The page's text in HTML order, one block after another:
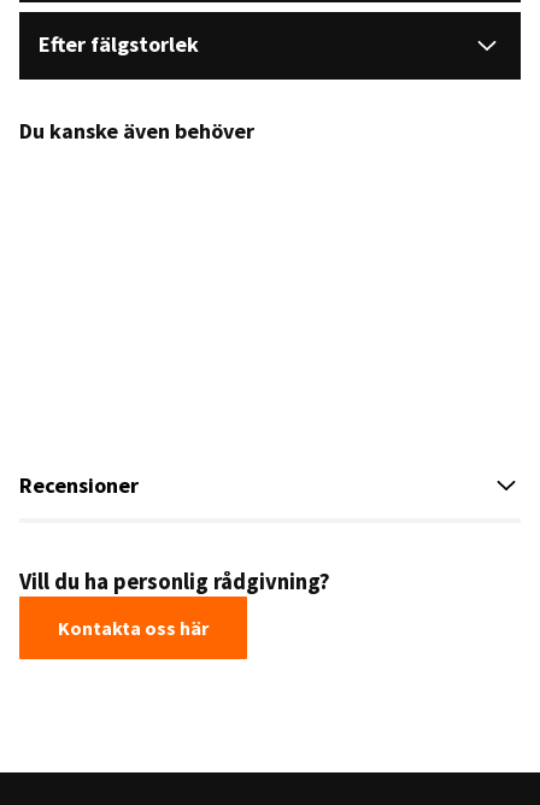
Efter fälgstorlek
Du kanske även behöver
Recensioner
Vill du ha personlig rådgivning?
Kontakta oss här